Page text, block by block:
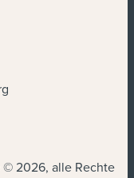
© 2026, alle Rechte